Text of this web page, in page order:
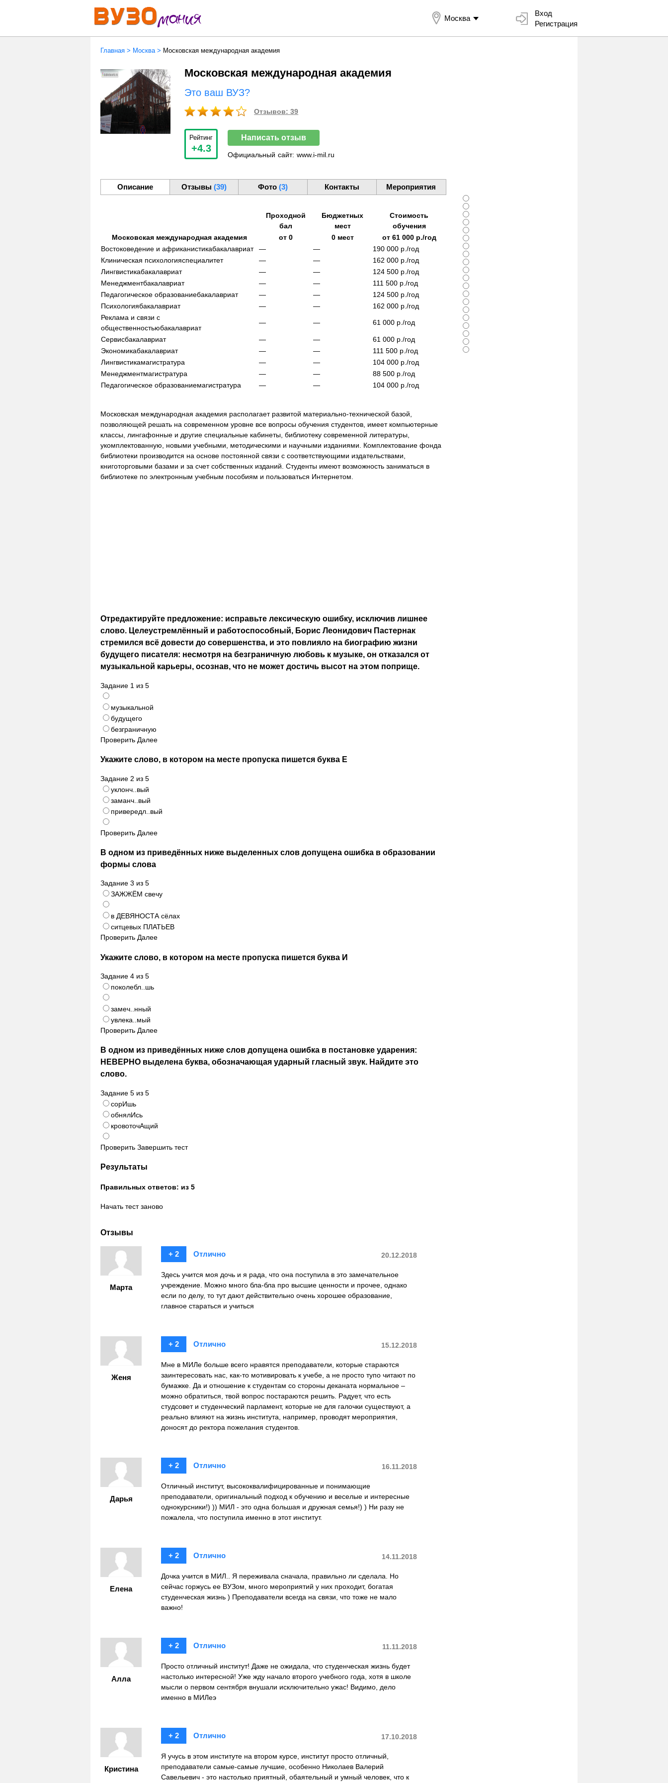
Москва
Вход
Регистрация
Главная > Москва> Московская международная академия
Московская международная академия
Это ваш ВУЗ?
Отзывов: 39
Рейтинг
+4.3
Написать отзыв
Официальный сайт: www.i-mil.ru
Описание Отзывы(39) Фото(3) Контакты Мероприятия
Проходной
бал
Бюджетных
мест
Стоимость
обучения
Московская международная академия
от0 0 мест от61 000 р./год
Востоковедение и африканистикабакалавриат — — 190 000 р./год
Клиническая психологияспециалитет — — 162 000 р./год
Лингвистикабакалавриат — — 124 500 р./год
Менеджментбакалавриат — — 111 500 р./год
Педагогическое образованиебакалавриат — — 124 500 р./год
Психологиябакалавриат — — 162 000 р./год
Реклама и связи с
общественностьюбакалавриат
— — 61 000 р./год
Сервисбакалавриат — — 61 000 р./год
Экономикабакалавриат — — 111 500 р./год
Лингвистикамагистратура — — 104 000 р./год
Менеджментмагистратура — — 88 500 р./год
Педагогическое образованиемагистратура — — 104 000 р./год
Московская международная академия располагает развитой материально-технической базой,
позволяющей решать на современном уровне все вопросы обучения студентов, имеет компьютерные
классы, лингафонные и другие специальные кабинеты, библиотеку современной литературы,
укомплектованную, новыми учебными, методическими и научными изданиями. Комплектование фонда
библиотеки производится на основе постоянной связи с соответствующими издательствами,
книготорговыми базами и за счет собственных изданий. Студенты имеют возможность заниматься в
библиотеке по электронным учебным пособиям и пользоваться Интернетом.
Отредактируйте предложение: исправьте лексическую ошибку, исключив лишнее
слово. Целеустремлённый и работоспособный, Борис Леонидович Пастернак
стремился всё довести до совершенства, и это повлияло на биографию жизни
будущего писателя: несмотря на безграничную любовь к музыке, он отказался от
музыкальной карьеры, осознав, что не может достичь высот на этом поприще.
Задание 1 из 5
музыкальной
будущего
безграничную
Проверить Далее
Укажите слово, в котором на месте пропуска пишется буква Е
Задание 2 из 5
уклонч..вый
заманч..вый
привередл..вый
Проверить Далее
В одном из приведённых ниже выделенных слов допущена ошибка в образовании
формы слова
Задание 3 из 5
ЗАЖЖЁМ свечу
в ДЕВЯНОСТА сёлах
ситцевых ПЛАТЬЕВ
Проверить Далее
Укажите слово, в котором на месте пропуска пишется буква И
Задание 4 из 5
поколебл..шь
замеч..нный
увлека..мый
Проверить Далее
В одном из приведённых ниже слов допущена ошибка в постановке ударения:
НЕВЕРНО выделена буква, обозначающая ударный гласный звук. Найдите это
слово.
Задание 5 из 5
сорИшь
обнялИсь
кровоточАщий
Проверить Завершить тест
Результаты
Правильных ответов: из 5
Начать тест заново
Отзывы
Марта
+ 2 Отлично 20.12.2018
Здесь учится моя дочь и я рада, что она поступила в это замечательное
учреждение. Можно много бла-бла про высшие ценности и прочее, однако
если по делу, то тут дают действительно очень хорошее образование,
главное стараться и учиться
Женя
+ 2 Отлично 15.12.2018
Мне в МИЛе больше всего нравятся преподаватели, которые стараются
заинтересовать нас, как-то мотивировать к учебе, а не просто тупо читают по
бумажке. Да и отношение к студентам со стороны деканата нормальное –
можно обратиться, твой вопрос постараются решить. Радует, что есть
студсовет и студенческий парламент, которые не для галочки существуют, а
реально влияют на жизнь института, например, проводят мероприятия,
доносят до ректора пожелания студентов.
Дарья
+ 2 Отлично 16.11.2018
Отличный институт, высококвалифицированные и понимающие
преподаватели, оригинальный подход к обучению и веселые и интересные
однокурсники!) )) МИЛ - это одна большая и дружная семья!) ) Ни разу не
пожалела, что поступила именно в этот институт.
Елена
+ 2 Отлично 14.11.2018
Дочка учится в МИЛ.. Я переживала сначала, правильно ли сделала. Но
сейчас горжусь ее ВУЗом, много мероприятий у них проходит, богатая
студенческая жизнь ) Преподаватели всегда на связи, что тоже не мало
важно!
Алла
+ 2 Отлично 11.11.2018
Просто отличный институт! Даже не ожидала, что студенческая жизнь будет
настолько интересной! Уже жду начало второго учебного года, хотя в школе
мысли о первом сентября внушали исключительно ужас! Видимо, дело
именно в МИЛеэ
Кристина
+ 2 Отлично 17.10.2018
Я учусь в этом институте на втором курсе, институт просто отличный,
преподаватели самые-самые лучшие, особенно Николаев Валерий
Савельевич - это настолько приятный, обаятельный и умный человек, что к